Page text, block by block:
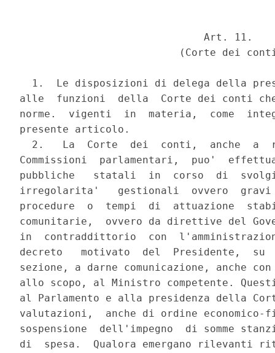
                              Art. 11.
(Corte dei
1.  Le disposizioni di delega della
alle  funzioni  della  Corte dei conti
norme.  vigenti  in  materia,  come
presente articolo.
2.   La  Corte  dei  conti,  anche  a
Commissioni  parlamentari,  puo'
pubbliche   statali  in  corso  di
irregolarita'   gestionali  ovvero
procedure  o  tempi  di  attuazione
comunitarie,  ovvero da direttive del
in  contraddittorio  con
decreto   motivato  del  Presidente,  su
sezione, a darne comunicazione, anche
allo scopo, al Ministro competente.
al Parlamento e alla presidenza della
valutazioni,  anche di ordine
sospensione  dell'impegno  di somme
di  spesa.  Qualora emergano rilevanti